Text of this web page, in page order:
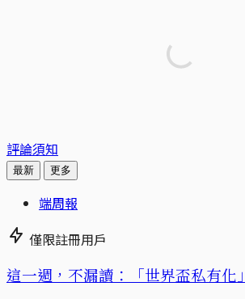
評論須知
最新 更多
端周報
僅限註冊用戶
這一週，不漏讀：「世界盃私有化